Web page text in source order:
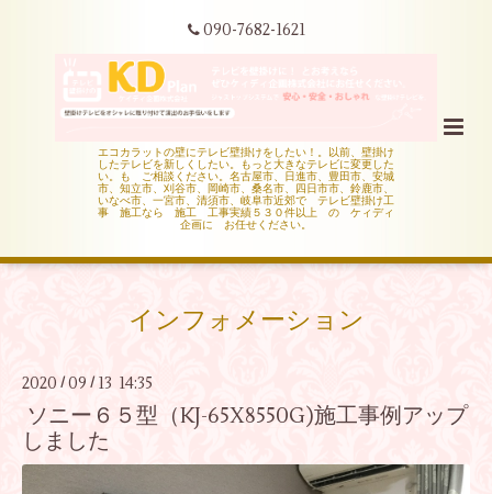
090-7682-1621
エコカラットの壁にテレビ壁掛けをしたい！。以前、壁掛け
したテレビを新しくしたい。もっと大きなテレビに変更した
い。も ご相談ください。名古屋市、日進市、豊田市、安城
市、知立市、刈谷市、岡崎市、桑名市、四日市市、鈴鹿市、
いなべ市、一宮市、清須市、岐阜市近郊で テレビ壁掛け工
事 施工なら 施工 工事実績５３０件以上 の ケィディ
企画に お任せください。
インフォメーション
2020 /09 / 13 14:35
ソニー６５型（KJ-65X8550G)施工事例アップ
しました